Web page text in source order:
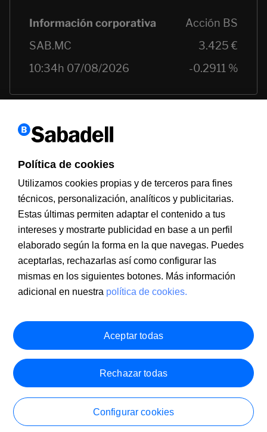
Información a clientesPSD2
MIFIDDocumentación PRIIPS
Aviso legalPolítica de cookies
Seguridad Atención al cliente
Política de cookies
Utilizamos cookies propias y de terceros para fines
técnicos, personalización, analíticos y publicitarias.
Estas últimas permiten adaptar el contenido a tus
intereses y mostrarte publicidad en base a un perfil
elaborado según la forma en la que navegas. Puedes
aceptarlas, rechazarlas así como configurar las
mismas en los siguientes botones. Más información
adicional en nuestra política de cookies.
Configurar cookies
Rechazar todas
Aceptar todas